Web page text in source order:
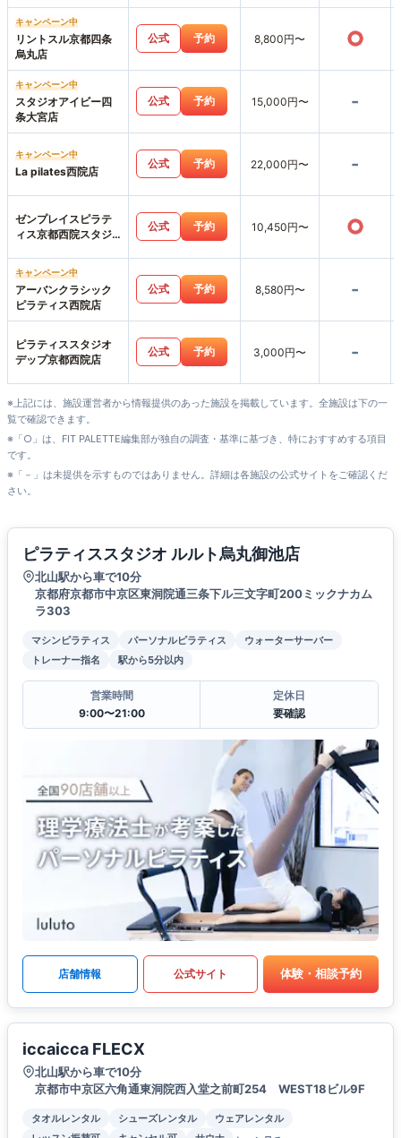
キャンペーン中
リントスル京都四条
烏丸店
公式 予約 8,800円〜 ○
キャンペーン中
スタジオアイビー四
条大宮店
公式 予約 15,000円〜 -
キャンペーン中
La pilates西院店
公式 予約 22,000円〜 -
ゼンプレイスピラテ
ィス京都西院スタジ
公式 予約 10,450円〜 ○
キャンペーン中
アーバンクラシック
ピラティス西院店
公式 予約 8,580円〜 -
ピラティススタジオ
デップ京都西院店
公式 予約 3,000円〜 -
※上記には、施設運営者から情報提供のあった施設を掲載しています。全施設は下の一
覧で確認できます。
※「○」は、FIT PALETTE編集部が独自の調査・基準に基づき、特におすすめする項目
です。
※「－」は未提供を示すものではありません。詳細は各施設の公式サイトをご確認くだ
さい。
ピラティススタジオ ルルト烏丸御池店
北山駅から車で10分
京都府京都市中京区東洞院通三条下ル三文字町200ミックナカム
ラ303
マシンピラティス パーソナルピラティス
ウォーターサーバー
トレーナー指名
駅から5分以内
営業時間
9:00〜21:00
定休日
要確認
店舗情報 公式サイト 体験・相談予約
iccaicca FLECX
北山駅から車で10分
京都市中京区六角通東洞院西入堂之前町254 WEST18ビル9F
タオルレンタル シューズレンタル
ウェアレンタル